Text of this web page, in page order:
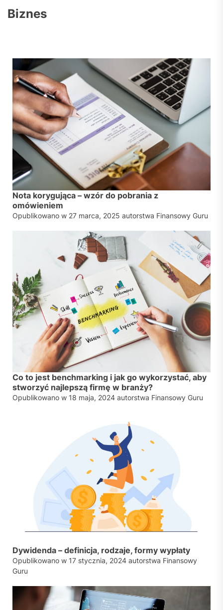
Biznes
Nota korygująca – wzór do pobrania z
omówieniem
Opublikowano w 27 marca, 2025 autorstwa Finansowy Guru
Co to jest benchmarking i jak go wykorzystać, aby
stworzyć najlepszą firmę w branży?
Opublikowano w 18 maja, 2024 autorstwa Finansowy Guru
Dywidenda – definicja, rodzaje, formy wypłaty
Opublikowano w 17 stycznia, 2024 autorstwa Finansowy
Guru